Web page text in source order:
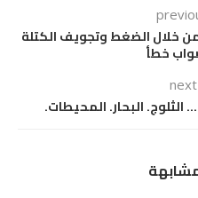
من خلال الضغط وتجويف الكتلة
خطأ
البحار. المحيطات.